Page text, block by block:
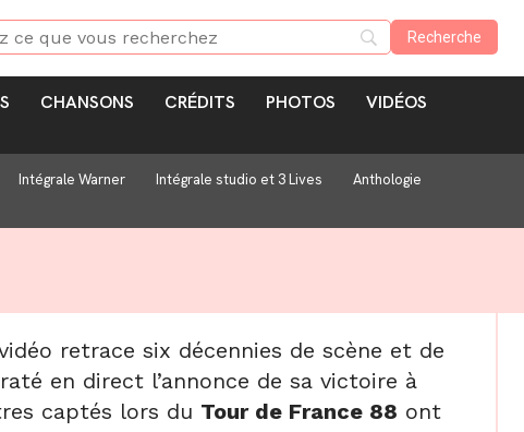
CHANSONS CRÉDITS PHOTOS
VIDÉOS
Intégrale Warner Intégrale studio et 3 Lives
Anthologie
retrace six décennies de scène et de
en direct l’annonce de sa victoire à
captés lors du Tour de France 88 ont